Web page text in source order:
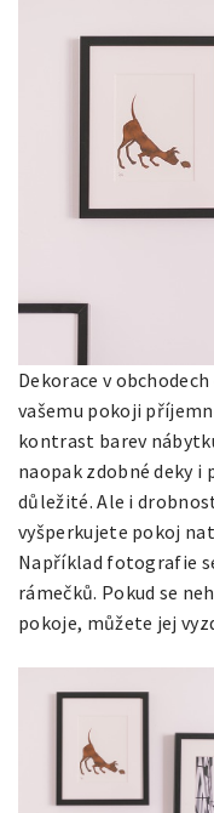
Dekorace v
vašemu pokoji
kontrast barev
naopak zdobné deky i
důležité. Ale i
vyšperkujete pokoj
Například fotografie
rámečků. Pokud se
pokoje, můžete jej